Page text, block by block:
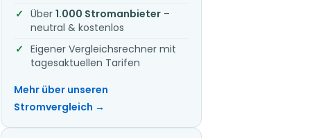
Über 1.000 Stromanbieter –
neutral & kostenlos
Eigener Vergleichsrechner mit
tagesaktuellen Tarifen
Mehr über unseren
Stromvergleich →